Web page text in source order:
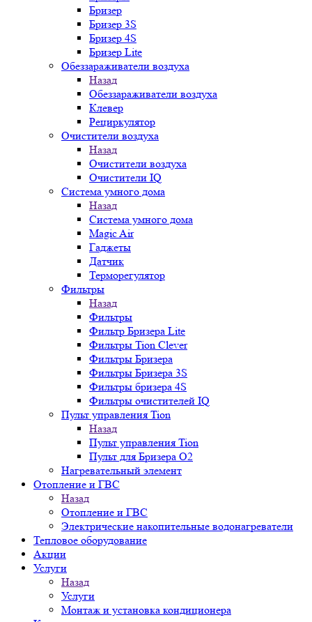
Бризер
Бризер 3S
Бризер 4S
Бризер Lite
Обеззараживатели воздуха
Назад
Обеззараживатели воздуха
Клевер
Рециркулятор
Очистители воздуха
Назад
Очистители воздуха
Очистители IQ
Система умного дома
Назад
Система умного дома
Magic Air
Гаджеты
Датчик
Терморегулятор
Фильтры
Назад
Фильтры
Фильтр Бризера Lite
Фильтры Tion Clever
Фильтры Бризера
Фильтры Бризера 3S
Фильтры бризера 4S
Фильтры очистителей IQ
Пульт управления Tion
Назад
Пульт управления Tion
Пульт для Бризера O2
Нагревательный элемент
Отопление и ГВС
Назад
Отопление и ГВС
Электрические накопительные водонагреватели
Тепловое оборудование
Акции
Услуги
Назад
Услуги
Монтаж и установка кондиционера